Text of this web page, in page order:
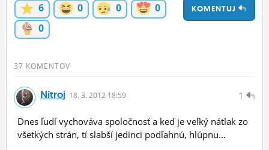
NASTAVENIA
KOMENTUJ
6 0 0
0
0
37 KOMENTOV
1
Nitroj 18. 3. 2012 18:59
Dnes ľudí vychováva spoločnosť a keď je veľký nátlak zo
všetkých strán, tí slabší jedinci podľahnú, hlúpnu...